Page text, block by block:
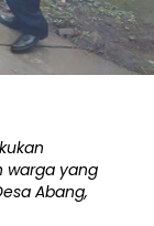
warga yang
Abang,